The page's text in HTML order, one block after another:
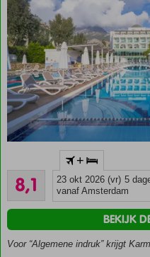
familiekamer
Huur een
Cabana op
het
privéstrand
met pier
Miniclub &
entertainment
Familiehotel
privéstrand,
meerdere
zwembaden &
plezier bij
8,1
Zeer goed
58
beoordelingen
+
23 okt 2026 (vr) 5
vanaf Amsterdam
Voor “Algemene indruk” krijgt
BEKIJK